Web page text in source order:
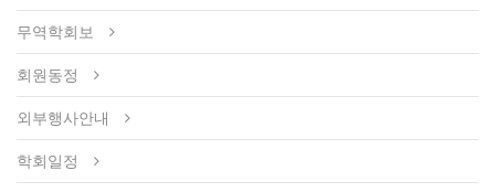
무역학회보
회원동정
외부행사안내
학회일정